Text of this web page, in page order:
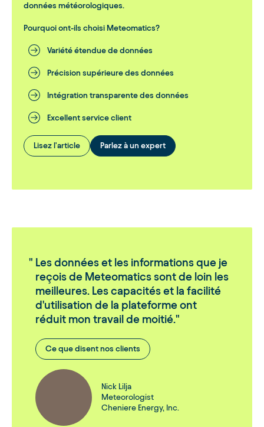
données météorologiques.
Pourquoi ont-ils choisi Meteomatics?
Variété étendue de données
Précision supérieure des données
Intégration transparente des données
Excellent service client
Lisez l'article Parlez à un expert
Nick Lilja
Meteorologist
Cheniere Energy, Inc.
Les données et les informations que je
reçois de Meteomatics sont de loin les
meilleures. Les capacités et la facilité
d'utilisation de la plateforme ont
réduit mon travail de moitié.
Ce que disent nos clients